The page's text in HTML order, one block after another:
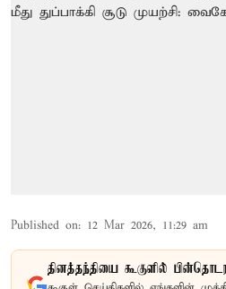
Published on: 12 Mar 2026, 11:29 am
தினத்தந்தியை கூகுளில்